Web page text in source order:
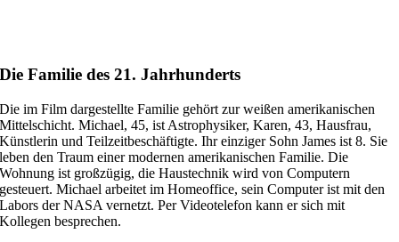
Die Familie des 21. Jahrhunderts
Die im Film dargestellte Familie gehört zur weißen amerikanischen
Mittelschicht. Michael, 45, ist Astrophysiker, Karen, 43, Hausfrau,
Künstlerin und Teilzeitbeschäftigte. Ihr einziger Sohn James ist 8. Sie
leben den Traum einer modernen amerikanischen Familie. Die
Wohnung ist großzügig, die Haustechnik wird von Computern
gesteuert. Michael arbeitet im Homeoffice, sein Computer ist mit den
Labors der NASA vernetzt. Per Videotelefon kann er sich mit
Kollegen besprechen.